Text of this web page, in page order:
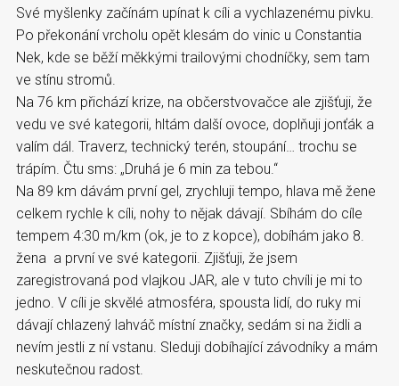
Své myšlenky začínám upínat k cíli a vychlazenému pivku.
Po překonání vrcholu opět klesám do vinic u Constantia
Nek, kde se běží měkkými trailovými chodníčky, sem tam
ve stínu stromů.
Na 76 km přichází krize, na občerstvovačce ale zjišťuji, že
vedu ve své kategorii, hltám další ovoce, doplňuji jonťák a
valím dál. Traverz, technický terén, stoupání… trochu se
trápím. Čtu sms: „Druhá je 6 min za tebou.“
Na 89 km dávám první gel, zrychluji tempo, hlava mě žene
celkem rychle k cíli, nohy to nějak dávají. Sbíhám do cíle
tempem 4:30 m/km (ok, je to z kopce), dobíhám jako 8.
žena a první ve své kategorii. Zjišťuji, že jsem
zaregistrovaná pod vlajkou JAR, ale v tuto chvíli je mi to
jedno. V cíli je skvělé atmosféra, spousta lidí, do ruky mi
dávají chlazený lahváč místní značky, sedám si na židli a
nevím jestli z ní vstanu. Sleduji dobíhající závodníky a mám
neskutečnou radost.